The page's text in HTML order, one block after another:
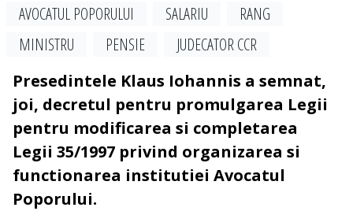
AVOCATUL POPORULUI
SALARIU
RANG
MINISTRU
PENSIE
JUDECATOR CCR
Presedintele Klaus Iohannis a semnat,
joi, decretul pentru promulgarea Legii
pentru modificarea si completarea
Legii 35/1997 privind organizarea si
functionarea institutiei Avocatul
Poporului.